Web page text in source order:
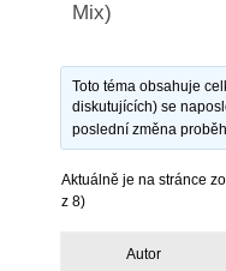
Mix)
Toto téma obsahuje
diskutujících) se
poslední změna
Aktuálně je na stránce
z 8)
Autor